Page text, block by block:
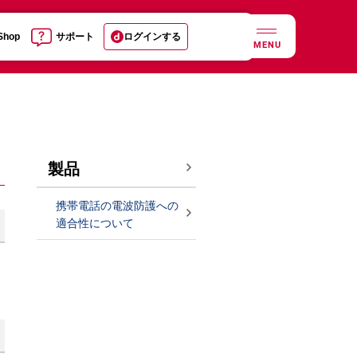
サポート ログインする
MENU
製品
携帯電話の電波防護への
適合性について